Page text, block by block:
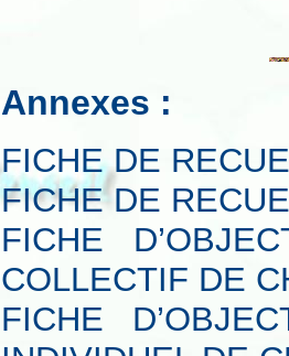
Annexes :
FICHE DE
FICHE DE
FICHE
COLLECTIF DE
FICHE